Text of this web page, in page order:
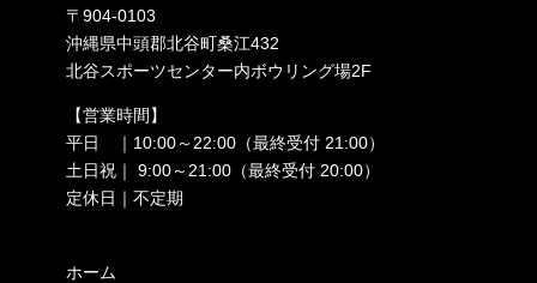
〒904-0103
沖縄県中頭郡北谷町桑江432
北谷スポーツセンター内ボウリング場2F
【営業時間】
平日 ｜10:00～22:00（最終受付 21:00）
土日祝｜ 9:00～21:00（最終受付 20:00）
定休日｜不定期
ホーム